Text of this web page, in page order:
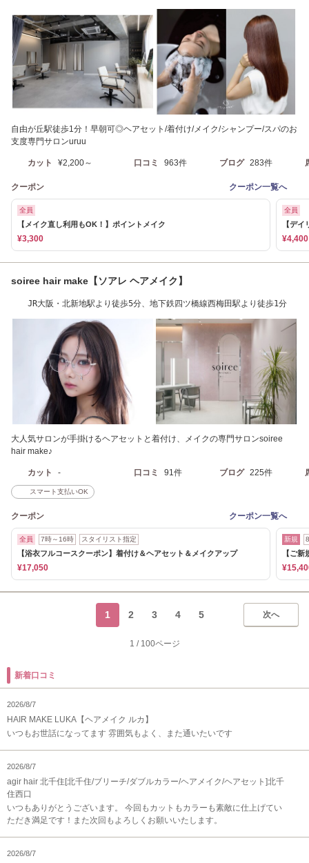
自由が丘駅徒歩1分！早朝可◎ヘアセット/着付け/メイク/シャンプー/スパのお
支度専門サロンuruu
カット ¥2,200～ 口コミ 963件 ブログ 283件
クーポン クーポン一覧へ
全員
【メイク直し利用もOK！】ポイントメイク
¥3,300
全員
【デ
¥4,400
soiree hair make【ソアレ ヘアメイク】
JR大阪・北新地駅より徒歩5分、地下鉄四ツ橋線西梅田駅より徒歩1分
大人気サロンが手掛けるヘアセットと着付け、メイクの専門サロンsoiree
hair make♪
カット - 口コミ 91件 ブログ 225件
スマート支払いOK
クーポン クーポン一覧へ
全員 7時～16時 スタイリスト指定
【浴衣フルコースクーポン】着付け＆ヘアセット＆メイクアップ
¥17,050
新規
【ご
次へ
1 2 3 4 5
1 / 100ページ
新着口コミ
2026/8/7
HAIR MAKE LUKA【ヘアメイク ルカ】
いつもお世話になってます 雰囲気もよく、また通いたいです
2026/8/7
agir hair 北千住[北千住/ブリーチ/ダブルカラー/ヘアメイク/ヘアセット]北千
住西口
いつもありがとうございます。 今回もカットもカラーも素敵に仕上げてい
ただき満足です！また次回もよろしくお願いいたします。
2026/8/7